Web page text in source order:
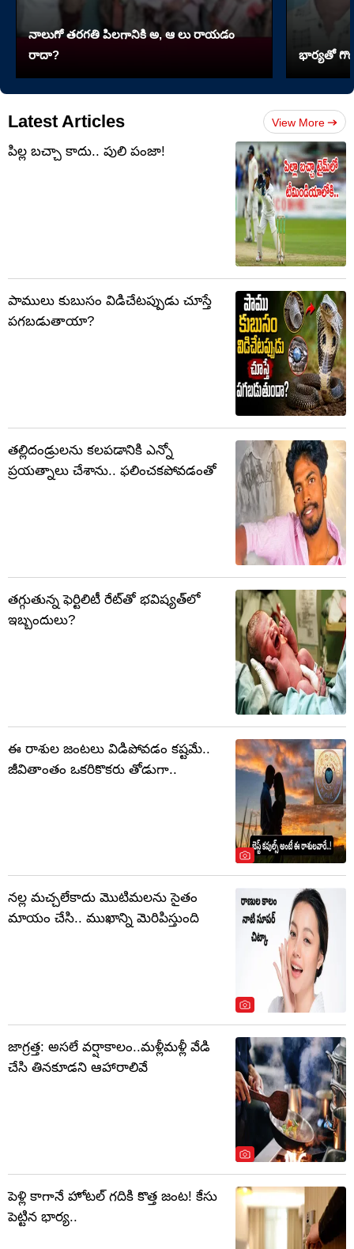
నాలుగో త‌ర‌గతి పిలగానికి అ, ఆ లు రాయ‌డం
రాదా?
భార్యతో
Latest Articles View More
పిల్ల బచ్చా కాదు.. పులి పంజా!
పాములు కుబుసం విడిచేటప్పుడు చూస్తే
పగబడుతాయా?
తల్లిదండ్రులను కలపడానికి ఎన్నో
ప్రయత్నాలు చేశాను.. ఫలించకపోవడంతో
తగ్గుతున్న ఫెర్టిలిటీ రేట్‌తో భవిష్యత్‌లో
ఇబ్బందులు?
ఈ రాశుల జంటలు విడిపోవడం కష్టమే..
జీవితాంతం ఒకరికొకరు తోడుగా..
నల్ల మచ్చలేకాదు మొటిమలను సైతం
మాయం చేసి.. ముఖాన్ని మెరిపిస్తుంది
జాగ్రత్త: అసలే వర్షాకాలం..మళ్లీమళ్లీ వేడి
చేసి తినకూడని ఆహారాలివే
పెళ్లి కాగానే హోటల్ గదికి కొత్త జంట! కేసు
పెట్టిన భార్య..